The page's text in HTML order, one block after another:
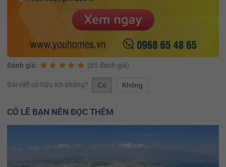
Đánh giá: (65 đánh giá)
Bài viết có hữu ích không? Có Không
CÓ LẼ BẠN NÊN ĐỌC THÊM